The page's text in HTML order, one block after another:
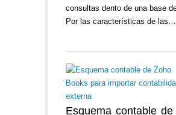
consultas dento de una base
Por las características de las…
Esquema contable